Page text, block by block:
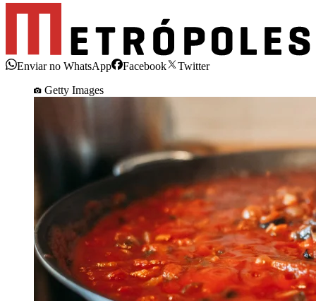
Enviar no WhatsApp Facebook
Twitter
Getty Images